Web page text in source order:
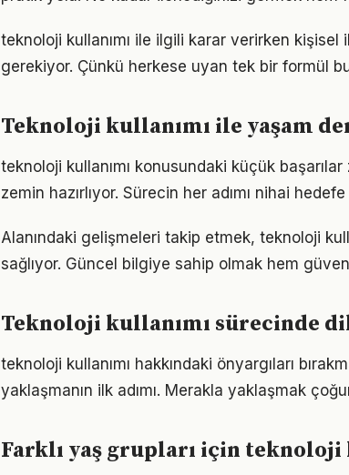
teknoloji kullanımı ile ilgili karar verirken
gerekiyor. Çünkü herkese uyan tek bir formül
Teknoloji kullanımı ile yaşam
teknoloji kullanımı konusundaki küçük
zemin hazırlıyor. Sürecin her adımı nihai hedefe
Alanındaki gelişmeleri takip etmek, teknoloji
sağlıyor. Güncel bilgiye sahip olmak hem
Teknoloji kullanımı sürecinde
teknoloji kullanımı hakkındaki önyargıları
yaklaşmanın ilk adımı. Merakla yaklaşmak
Farklı yaş grupları için